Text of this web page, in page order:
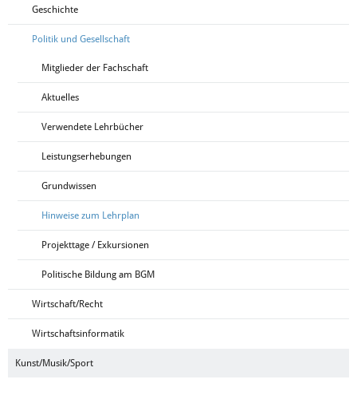
Geschichte
Politik und Gesellschaft
Mitglieder der Fachschaft
Aktuelles
Verwendete Lehrbücher
Leistungserhebungen
Grundwissen
Hinweise zum Lehrplan
Projekttage / Exkursionen
Politische Bildung am BGM
Wirtschaft/Recht
Wirtschaftsinformatik
Kunst/Musik/Sport